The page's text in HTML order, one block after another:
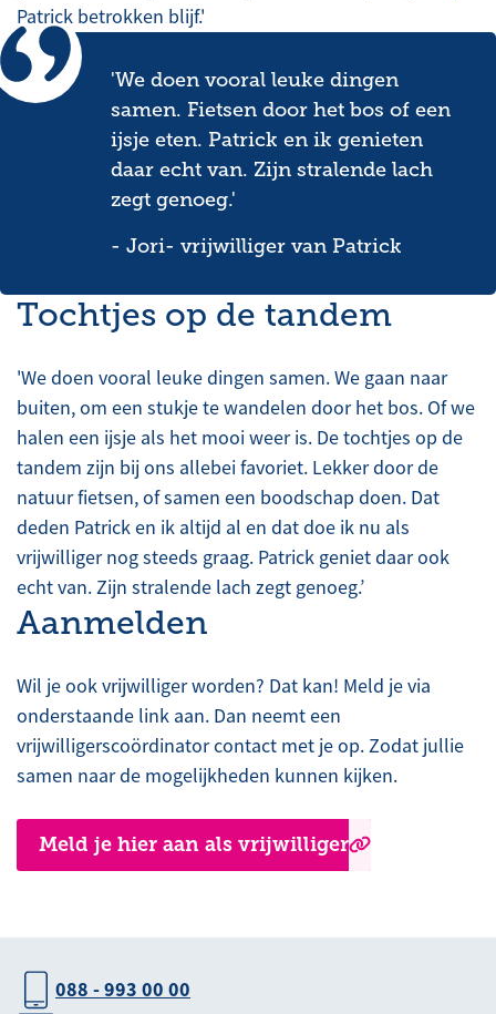
Patrick betrokken blijf.'
'We doen vooral leuke dingen
samen. Fietsen door het bos of een
ijsje eten. Patrick en ik genieten
daar echt van. Zijn stralende lach
zegt genoeg.'
- Jori- vrijwilliger van Patrick
Tochtjes op de tandem
'We doen vooral leuke dingen samen. We gaan naar
buiten, om een stukje te wandelen door het bos. Of we
halen een ijsje als het mooi weer is. De tochtjes op de
tandem zijn bij ons allebei favoriet. Lekker door de
natuur fietsen, of samen een boodschap doen. Dat
deden Patrick en ik altijd al en dat doe ik nu als
vrijwilliger nog steeds graag. Patrick geniet daar ook
echt van. Zijn stralende lach zegt genoeg.’
Aanmelden
Wil je ook vrijwilliger worden? Dat kan! Meld je via
onderstaande link aan. Dan neemt een
vrijwilligerscoördinator contact met je op. Zodat jullie
samen naar de mogelijkheden kunnen kijken.
Meld je hier aan als vrijwilliger
088 - 993 00 00